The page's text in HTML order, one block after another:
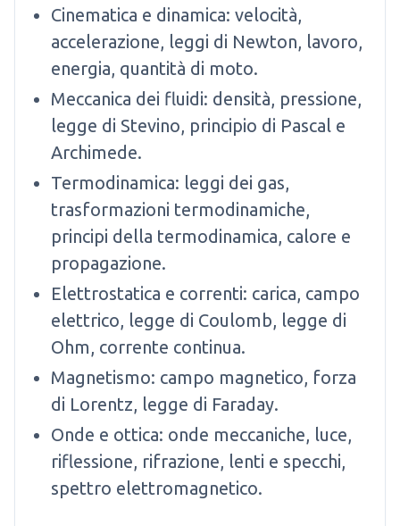
Cinematica e dinamica: velocità,
accelerazione, leggi di Newton, lavoro,
energia, quantità di moto.
Meccanica dei fluidi: densità, pressione,
legge di Stevino, principio di Pascal e
Archimede.
Termodinamica: leggi dei gas,
trasformazioni termodinamiche,
principi della termodinamica, calore e
propagazione.
Elettrostatica e correnti: carica, campo
elettrico, legge di Coulomb, legge di
Ohm, corrente continua.
Magnetismo: campo magnetico, forza
di Lorentz, legge di Faraday.
Onde e ottica: onde meccaniche, luce,
riflessione, rifrazione, lenti e specchi,
spettro elettromagnetico.